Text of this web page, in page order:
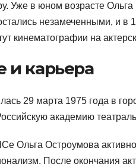
Уже в юном возрасте
незамеченными, и в
кинематографии на
и карьера
29 марта 1975 года в
академию
Ольга Остроумова активно
После окончания